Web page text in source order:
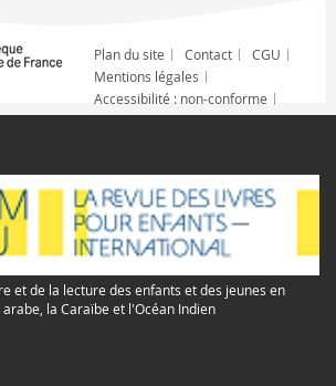
Plan du site Contact
CGU
Mentions légales
Accessibilité : non-conforme
et de la lecture des enfants et des jeunes en
la Caraïbe et l'Océan Indien